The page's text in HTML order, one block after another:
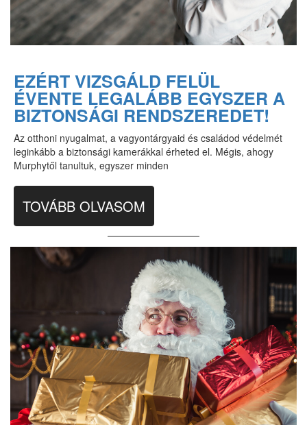
EZÉRT VIZSGÁLD FELÜL
ÉVENTE LEGALÁBB EGYSZER A
BIZTONSÁGI RENDSZEREDET!
Az otthoni nyugalmat, a vagyontárgyaid és családod védelmét
leginkább a biztonsági kamerákkal érheted el. Mégis, ahogy
Murphytől tanultuk, egyszer minden
TOVÁBB OLVASOM